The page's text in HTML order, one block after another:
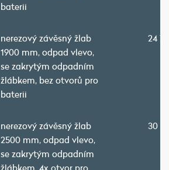
baterii
nerezový závěsný žlab
1900 mm, odpad vlevo,
se zakrytým odpadním
žlábkem, bez otvorů pro
baterii
24
nerezový závěsný žlab
2500 mm, odpad vlevo,
se zakrytým odpadním
30